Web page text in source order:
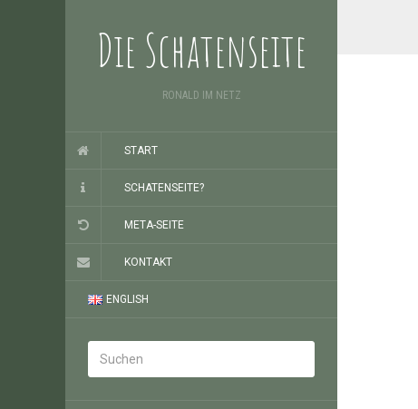
Die Schatenseite
RONALD IM NETZ
START
SCHATENSEITE?
META-SEITE
KONTAKT
ENGLISH